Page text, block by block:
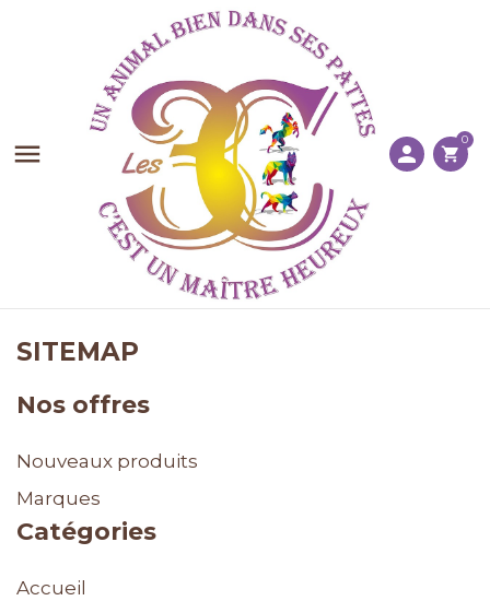
 person shopping_cart
0
SITEMAP
Nos offres
Nouveaux produits
Marques
Catégories
Accueil